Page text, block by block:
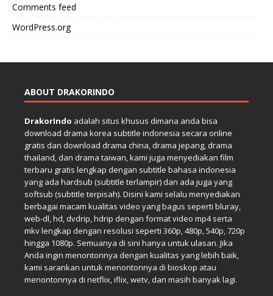
Comments feed
WordPress.org
ABOUT DRAKORINDO
DrakorIndo adalah situs khusus dimana anda bisa
download drama korea subtitle indonesia secara online
gratis dan download drama china, drama jepang, drama
thailand, dan drama taiwan, kami juga menyediakan film
terbaru gratis lengkap dengan subtitle bahasa indonesia
yang ada hardsub (subtitle terlampir) dan ada juga yang
softsub (subtitle terpisah). Disini kami selalu menyediakan
berbagai macam kualitas video yang bagus seperti bluray,
web-dl, hd, dvdrip, hdrip dengan format video mp4 serta
mkv lengkap dengan resolusi seperti 360p, 480p, 540p, 720p
hingga 1080p. Semuanya di sini hanya untuk ulasan. Jika
Anda ingin menontonnya dengan kualitas yang lebih baik,
kami sarankan untuk menontonnya di bioskop atau
menontonnya di netflix, iflix, wetv, dan masih banyak lagi.